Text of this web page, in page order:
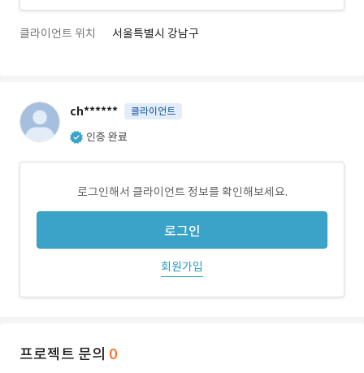
클라이언트 위치 서울특별시 강남구
ch****** 클라이언트
인증 완료
로그인해서 클라이언트 정보를 확인해보세요.
로그인
회원가입
프로젝트 문의 0